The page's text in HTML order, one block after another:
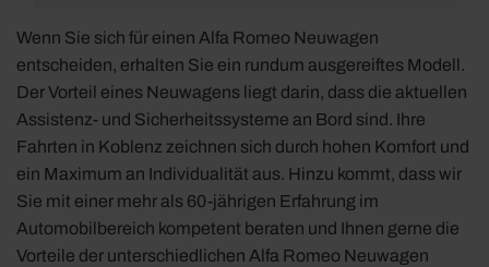
Wenn Sie sich für einen Alfa Romeo Neuwagen
entscheiden, erhalten Sie ein rundum ausgereiftes Modell.
Der Vorteil eines Neuwagens liegt darin, dass die aktuellen
Assistenz- und Sicherheitssysteme an Bord sind. Ihre
Fahrten in Koblenz zeichnen sich durch hohen Komfort und
ein Maximum an Individualität aus. Hinzu kommt, dass wir
Sie mit einer mehr als 60-jährigen Erfahrung im
Automobilbereich kompetent beraten und Ihnen gerne die
Vorteile der unterschiedlichen Alfa Romeo Neuwagen